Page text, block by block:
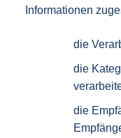
Informationen
die
die
die